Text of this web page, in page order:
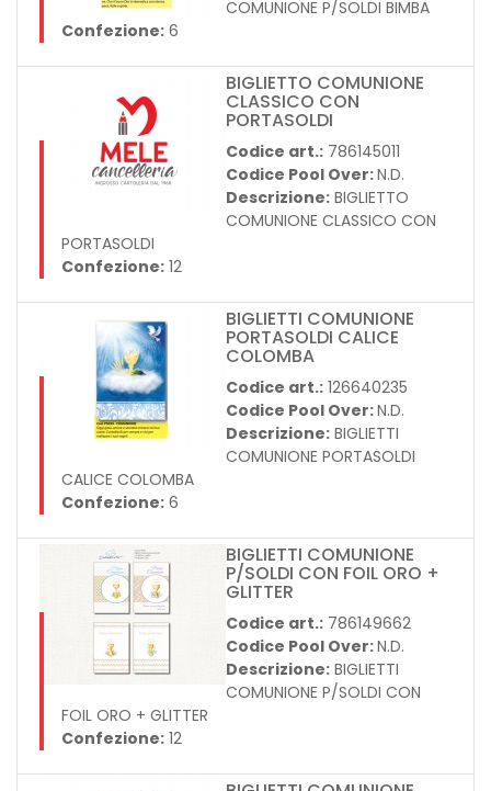
COMUNIONE P/SOLDI BIMBA
Confezione: 6
BIGLIETTO COMUNIONE
CLASSICO CON
PORTASOLDI
Codice art.: 786145011
Codice Pool Over:N.D.
Descrizione: BIGLIETTO
COMUNIONE CLASSICO CON
PORTASOLDI
Confezione: 12
BIGLIETTI COMUNIONE
PORTASOLDI CALICE
COLOMBA
Codice art.: 126640235
Codice Pool Over:N.D.
Descrizione: BIGLIETTI
COMUNIONE PORTASOLDI
CALICE COLOMBA
Confezione: 6
BIGLIETTI COMUNIONE
P/SOLDI CON FOIL ORO +
GLITTER
Codice art.: 786149662
Codice Pool Over:N.D.
Descrizione: BIGLIETTI
COMUNIONE P/SOLDI CON
FOIL ORO + GLITTER
Confezione: 12